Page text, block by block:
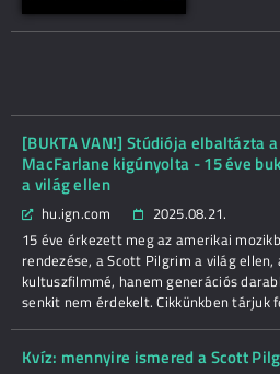
[BUKTA VAN!] Stúdiója elbaltázta
MacFarlane kigúnyolta - 15 éve
a világ ellen
hu.ign.com
2025.08.21.
15 éve érkezett meg az amerikai
rendezése, a Scott Pilgrim a világ
kultuszfilmmé, hanem generációs
senkit nem érdekelt. Cikkünkben tárjuk
Kvíz: mennyire ismered a Scott